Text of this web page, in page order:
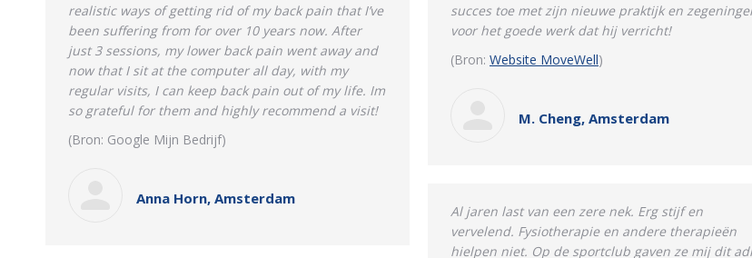
succes toe met zijn nieuwe praktijk en
voor het goede werk dat hij verricht!
(Bron: Website MoveWell)
M. Cheng, Amsterdam
realistic ways of getting rid of my back pain that I’ve
been suffering from for over 10 years now. After
just 3 sessions, my lower back pain went away and
now that I sit at the computer all day, with my
regular visits, I can keep back pain out of my life. Im
so grateful for them and highly recommend a visit!
(Bron: Google Mijn Bedrijf)
Anna Horn, Amsterdam
Al jaren last van een zere nek. Erg stijf en
vervelend. Fysiotherapie en andere therapieën
hielpen niet. Op de sportclub gaven ze mij dit